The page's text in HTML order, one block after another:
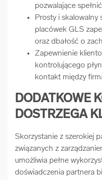
pozwalające
Prosty i skalowalny
placówek GLS
oraz dbałość o
Zapewnienie
kontrolującego
kontakt między
DODATKOWE
DOSTRZEGA
Skorzystanie z szerokiej
związanych z
umożliwia pełne
doświadczenia partnera